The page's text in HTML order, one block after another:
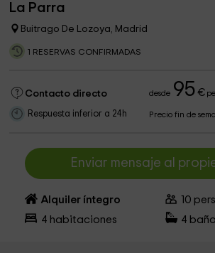
La Parra
Buitrago De Lozoya, Madrid
1 RESERVAS CONFIRMADAS
Contacto directo desde 95 €
Respuesta inferior a 24h Precio fin de
Enviar mensaje al
Alquiler íntegro 10
4 habitaciones 4